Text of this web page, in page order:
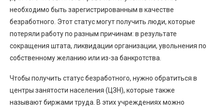
необходимо быть зарегистрированным в качестве
безработного. Этот статус могут получить люди, которые
потеряли работу по разным причинам: в результате
сокращения штата, ликвидации организации, увольнения по
собственному желанию или из-за банкротства.
Чтобы получить статус безработного, нужно обратиться в
центры занятости населения (ЦЗН), которые также
называют биржами труда. В этих учреждениях можно